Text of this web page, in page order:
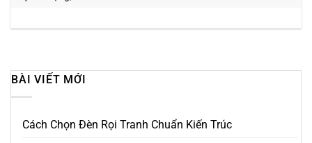
BÀI VIẾT MỚI
Cách Chọn Đèn Rọi Tranh Chuẩn Kiến Trúc